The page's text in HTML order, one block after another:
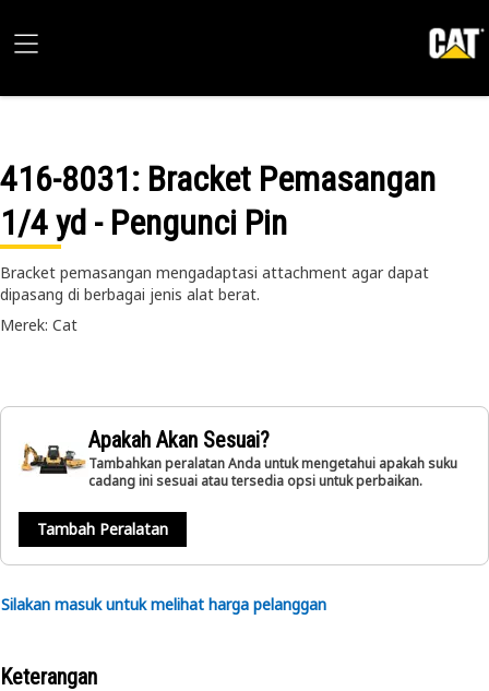
416-8031: Bracket Pemasangan
1/4 yd - Pengunci Pin
Bracket pemasangan mengadaptasi attachment agar dapat
dipasang di berbagai jenis alat berat.
Merek: Cat
Apakah Akan Sesuai?
Tambahkan peralatan Anda untuk mengetahui apakah suku
cadang ini sesuai atau tersedia opsi untuk perbaikan.
Tambah Peralatan
Silakan masuk untuk melihat harga pelanggan
Keterangan